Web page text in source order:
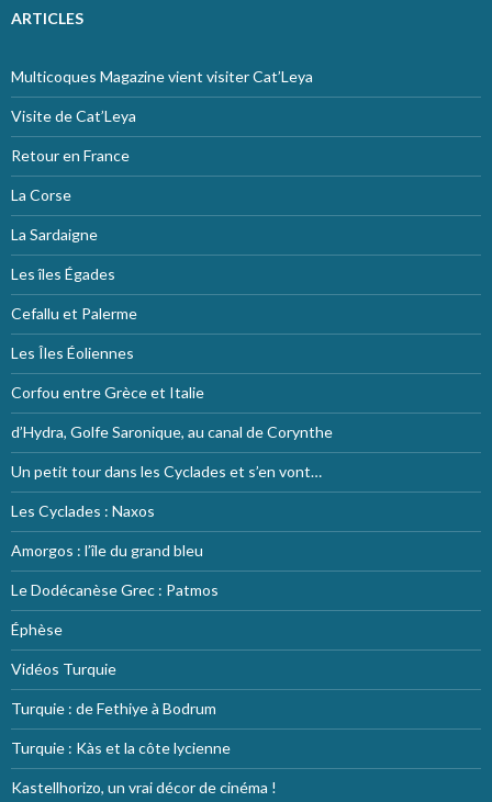
ARTICLES
Multicoques Magazine vient visiter Cat’Leya
Visite de Cat’Leya
Retour en France
La Corse
La Sardaigne
Les îles Égades
Cefallu et Palerme
Les Îles Éoliennes
Corfou entre Grèce et Italie
d’Hydra, Golfe Saronique, au canal de Corynthe
Un petit tour dans les Cyclades et s’en vont…
Les Cyclades : Naxos
Amorgos : l’île du grand bleu
Le Dodécanèse Grec : Patmos
Éphèse
Vidéos Turquie
Turquie : de Fethiye à Bodrum
Turquie : Kàs et la côte lycienne
Kastellhorizo, un vrai décor de cinéma !